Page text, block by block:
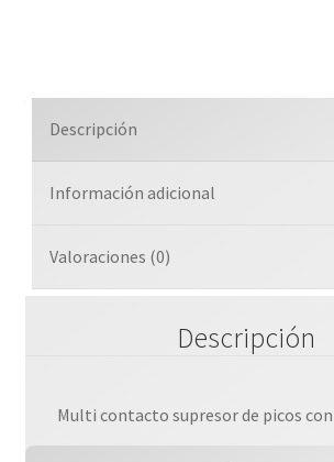
Descripción
Información adicional
Valoraciones (0)
Descripción
Multi contacto supresor de picos